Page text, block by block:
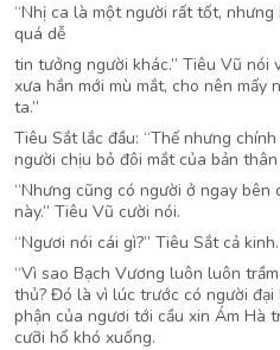
“Nhị ca là một người rất tốt,
quá dễ
tin tưởng người khác.” Tiêu Vũ nói
xưa hắn mới mù mắt, cho nên mấy
ta.”
Tiêu Sắt lắc đầu: “Thế nhưng
người chịu bỏ đôi mắt của bản thân
“Nhưng cũng có người ở ngay bên
này.” Tiêu Vũ cười nói.
“Ngươi nói cái gì?” Tiêu Sắt cả kinh.
“Vì sao Bạch Vương luôn luôn
thủ? Đó là vì lúc trước có người đại
phận của ngươi tới cầu xin Ám Hà
cưỡi hổ khó xuống.